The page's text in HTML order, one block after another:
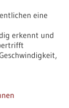
eine
erkennt und